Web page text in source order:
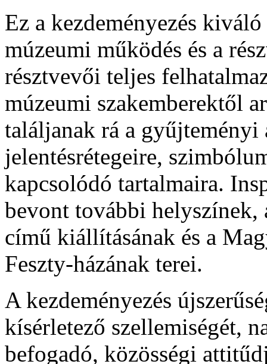
Ez a kezdeményezés
múzeumi működés és a
résztvevői teljes
múzeumi szakemberektől
találjanak rá a
jelentésrétegeire,
kapcsolódó tartalmaira.
bevont további
című kiállításának és a
Feszty-házának terei.
A kezdeményezés
kísérletező szellemiségét,
befogadó, közösségi